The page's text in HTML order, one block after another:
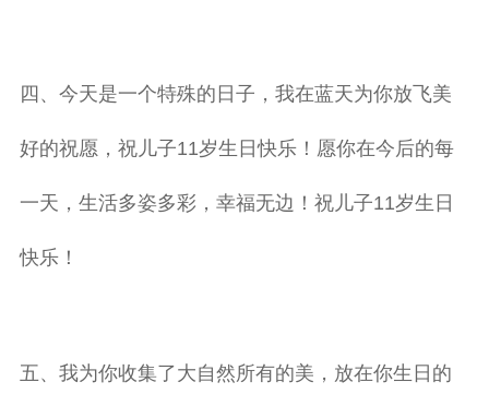
四、今天是一个特殊的日子，我在蓝天为你放飞美
好的祝愿，祝儿子11岁生日快乐！愿你在今后的每
一天，生活多姿多彩，幸福无边！祝儿子11岁生日
快乐！
五、我为你收集了大自然所有的美，放在你生日的